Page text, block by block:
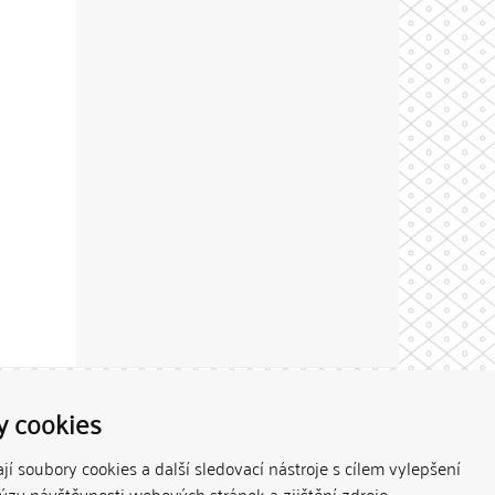
cookies
soubory cookies a další sledovací nástroje s cílem vylepšení